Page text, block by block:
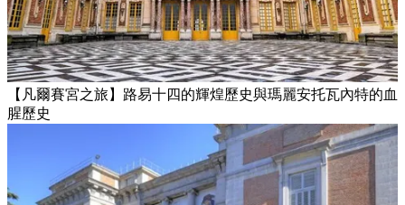
【凡爾賽宮之旅】路易十四的輝煌歷史與瑪麗安托瓦內特的血
腥歷史